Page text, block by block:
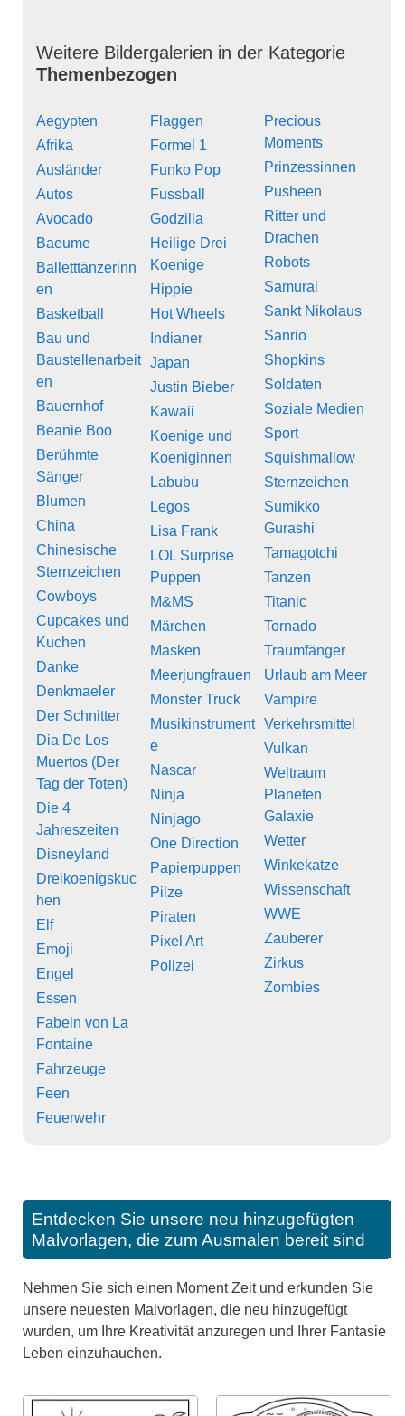
Weitere Bildergalerien in der Kategorie
Themenbezogen
Aegypten
Afrika
Ausländer
Autos
Avocado
Baeume
Balletttänzerinn
en
Basketball
Bau und
Baustellenarbeit
en
Bauernhof
Beanie Boo
Berühmte
Sänger
Blumen
China
Chinesische
Sternzeichen
Cowboys
Cupcakes und
Kuchen
Danke
Denkmaeler
Der Schnitter
Dia De Los
Muertos (Der
Tag der Toten)
Die 4
Jahreszeiten
Disneyland
Dreikoenigskuc
hen
Elf
Emoji
Engel
Essen
Fabeln von La
Fontaine
Fahrzeuge
Feen
Feuerwehr
Flaggen
Formel 1
Funko Pop
Fussball
Godzilla
Heilige Drei
Koenige
Hippie
Hot Wheels
Indianer
Japan
Justin Bieber
Kawaii
Koenige und
Koeniginnen
Labubu
Legos
Lisa Frank
LOL Surprise
Puppen
M&MS
Märchen
Masken
Meerjungfrauen
Monster Truck
Musikinstrument
e
Nascar
Ninja
Ninjago
One Direction
Papierpuppen
Pilze
Piraten
Pixel Art
Polizei
Precious
Moments
Prinzessinnen
Pusheen
Ritter und
Drachen
Robots
Samurai
Sankt Nikolaus
Sanrio
Shopkins
Soldaten
Soziale Medien
Sport
Squishmallow
Sternzeichen
Sumikko
Gurashi
Tamagotchi
Tanzen
Titanic
Tornado
Traumfänger
Urlaub am Meer
Vampire
Verkehrsmittel
Vulkan
Weltraum
Planeten
Galaxie
Wetter
Winkekatze
Wissenschaft
WWE
Zauberer
Zirkus
Zombies
Entdecken Sie unsere neu hinzugefügten
Malvorlagen, die zum Ausmalen bereit sind
Nehmen Sie sich einen Moment Zeit und erkunden Sie
unsere neuesten Malvorlagen, die neu hinzugefügt
wurden, um Ihre Kreativität anzuregen und Ihrer Fantasie
Leben einzuhauchen.